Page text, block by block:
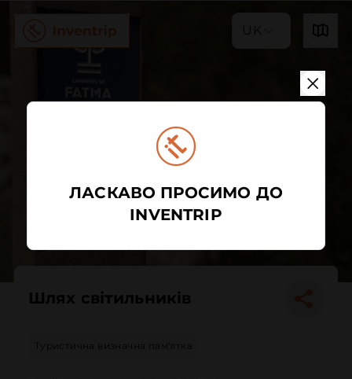
UK
Шлях світильників
Туристична визначна пам'ятка
ЛАСКАВО ПРОСИМО ДО
INVENTRIP